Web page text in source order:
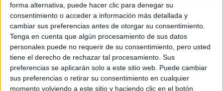
forma alternativa, puede hacer clic para denegar su
consentimiento o acceder a información más detallada y
cambiar sus preferencias antes de otorgar su consentimiento.
Tenga en cuenta que algún procesamiento de sus datos
personales puede no requerir de su consentimiento, pero usted
tiene el derecho de rechazar tal procesamiento. Sus
preferencias se aplicarán solo a este sitio web. Puede cambiar
sus preferencias o retirar su consentimiento en cualquier
momento volviendo a este sitio y haciendo clic en el botón